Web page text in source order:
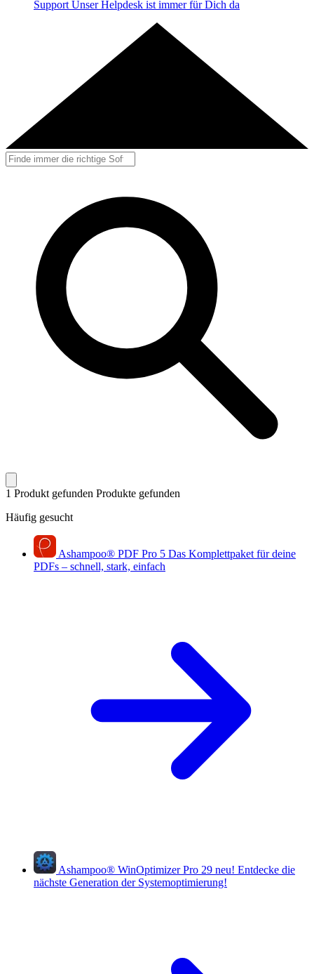
Support Unser Helpdesk ist immer für Dich da
1 Produkt gefunden Produkte gefunden
Häufig gesucht
Ashampoo® PDF Pro 5 Das Komplettpaket für deine
PDFs – schnell, stark, einfach
Ashampoo® WinOptimizer Pro 29 neu! Entdecke die
nächste Generation der Systemoptimierung!